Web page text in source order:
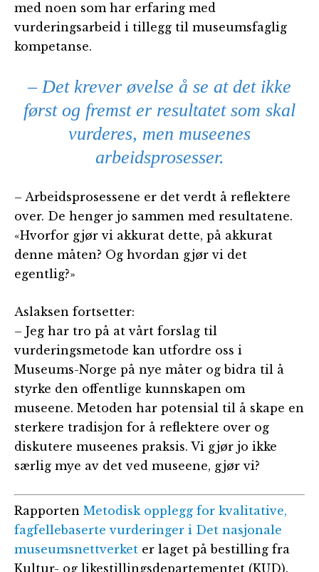
med noen som har erfaring med
vurderingsarbeid i tillegg til museumsfaglig
kompetanse.
– Det krever øvelse å se at det ikke
først og fremst er resultatet som skal
vurderes, men museenes
arbeidsprosesser.
– Arbeidsprosessene er det verdt å reflektere
over. De henger jo sammen med resultatene.
«Hvorfor gjør vi akkurat dette, på akkurat
denne måten? Og hvordan gjør vi det
egentlig?»
Aslaksen fortsetter:
– Jeg har tro på at vårt forslag til
vurderingsmetode kan utfordre oss i
Museums-Norge på nye måter og bidra til å
styrke den offentlige kunnskapen om
museene. Metoden har potensial til å skape en
sterkere tradisjon for å reflektere over og
diskutere museenes praksis. Vi gjør jo ikke
særlig mye av det ved museene, gjør vi?
Rapporten Metodisk opplegg for kvalitative,
fagfellebaserte vurderinger i Det nasjonale
museumsnettverket er laget på bestilling fra
Kultur- og likestillingsdepartementet (KUD).